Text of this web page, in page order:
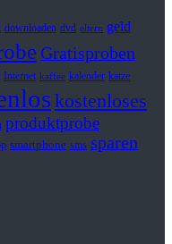
downloaden dvd eltern geld
Gratisproben
Internet kaffee kalender katze
kostenloses
produktprobe
smartphone sms sparen